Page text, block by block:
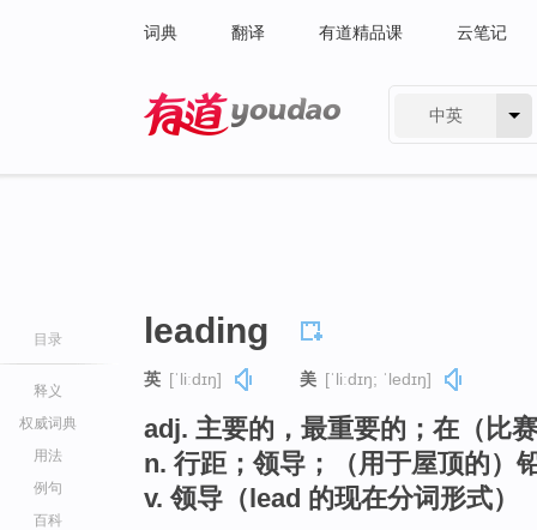
词典 翻译 有道精品课 云笔记
中英
目录
释义
权威词典
用法
例句
百科
leading
英 [ˈliːdɪŋ] 美 [ˈliːdɪŋ; ˈledɪŋ]
adj. 主要的，最重要的；在（比
n. 行距；领导；（用于屋顶的）
v. 领导（lead 的现在分词形式）